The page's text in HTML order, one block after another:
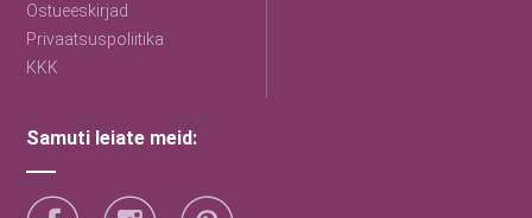
Ostueeskirjad
Privaatsuspoliitika
KKK
Samuti leiate meid: